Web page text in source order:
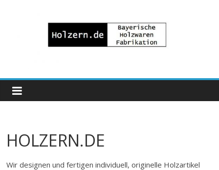
Bayrische
Holzwaren
Fabrikation
HOLZERN.DE
Wir designen und fertigen individuell, originelle Holzartikel